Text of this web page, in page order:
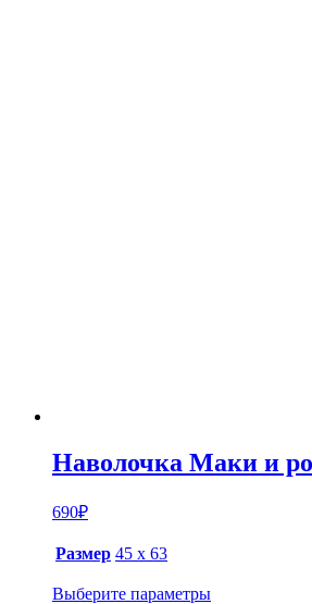
Наволочка Маки и
690₽
Размер 45 х 63
Выберите параметры